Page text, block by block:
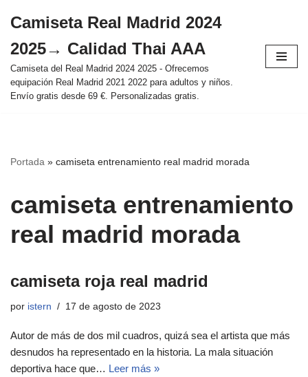
al
contenido
Camiseta Real Madrid 2024
2025→ Calidad Thai AAA
Camiseta del Real Madrid 2024 2025 - Ofrecemos
equipación Real Madrid 2021 2022 para adultos y niños.
Envío gratis desde 69 €. Personalizadas gratis.
Portada » camiseta entrenamiento real madrid morada
camiseta entrenamiento
real madrid morada
camiseta roja real madrid
por istern 17 de agosto de 2023
Autor de más de dos mil cuadros, quizá sea el artista que más
desnudos ha representado en la historia. La mala situación
deportiva hace que… Leer más »